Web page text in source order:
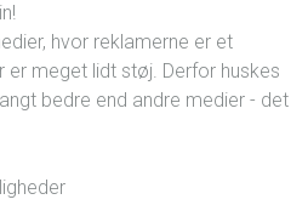
hvor reklamerne er et
er meget lidt støj. Derfor huskes
bedre end andre medier - det